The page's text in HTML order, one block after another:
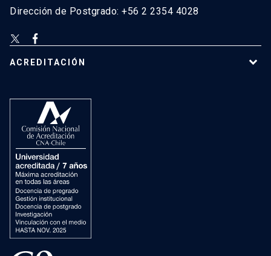
Dirección de Postgrado: +56 2 2354 4028
ACREDITACIÓN